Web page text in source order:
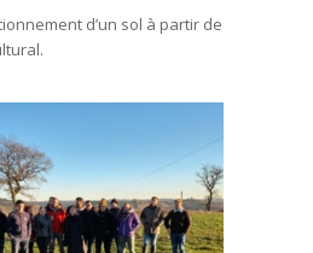
d’un sol à partir de